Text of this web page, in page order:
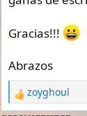
Gracias!!!
Abrazos
R
e
zoyghoul